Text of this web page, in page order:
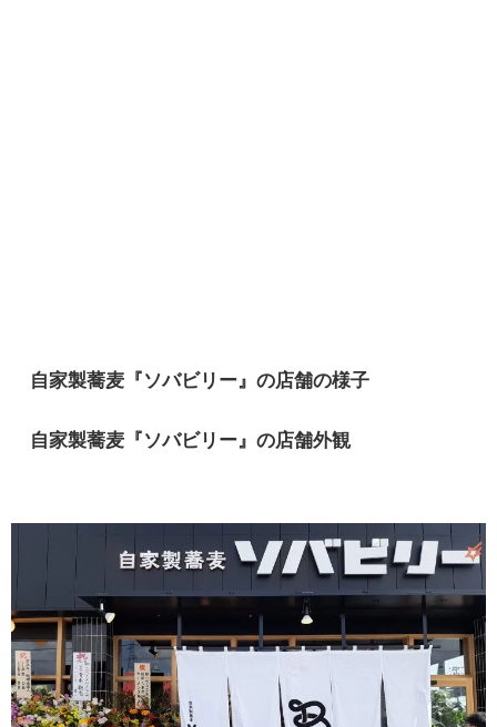
自家製蕎麦『ソバビリー』の店舗の様子
自家製蕎麦『ソバビリー』の店舗外観